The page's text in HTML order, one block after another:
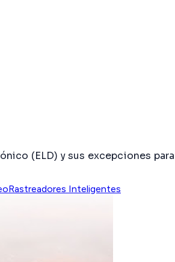
(ELD) y sus excepciones para
Rastreadores Inteligentes